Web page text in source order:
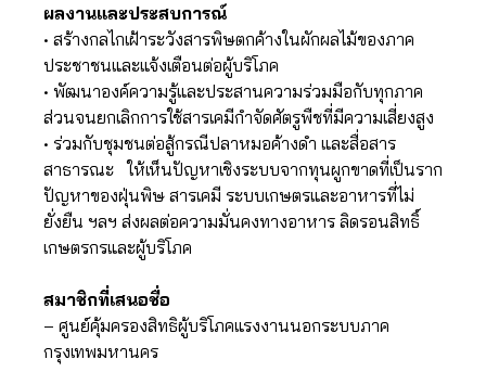
ผลงานและประสบการณ์
• สร้างกลไกเฝ้าระวังสารพิษตกค้างในผักผลไม้ของภาค
ประชาชนและแจ้งเตือนต่อผู้บริโภค
• พัฒนาองค์ความรู้และประสานความร่วมมือกับทุกภาค
ส่วนจนยกเลิกการใช้สารเคมีกำจัดศัตรูพืชที่มีความเสี่ยงสูง
• ร่วมกับชุมชนต่อสู้กรณีปลาหมอค้างดำ และสื่อสาร
สาธารณะ ให้เห็นปัญหาเชิงระบบจากทุนผูกขาดที่เป็นราก
ปัญหาของฝุ่นพิษ สารเคมี ระบบเกษตรและอาหารที่ไม่
ยั่งยืน ฯลฯ ส่งผลต่อความมั่นคงทางอาหาร ลิดรอนสิทธิ์
เกษตรกรและผู้บริโภค
สมาชิกที่เสนอชื่อ
– ศูนย์คุ้มครองสิทธิผู้บริโภคแรงงานนอกระบบภาค
กรุงเทพมหานคร